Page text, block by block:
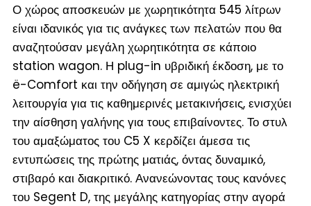
Ο χώρος αποσκευών με χωρητικότητα 545 λίτρων
είναι ιδανικός για τις ανάγκες των πελατών που θα
αναζητούσαν μεγάλη χωρητικότητα σε κάποιο
station wagon. Η plug-in υβριδική έκδοση, με το
ë-Comfort και την οδήγηση σε αμιγώς ηλεκτρική
λειτουργία για τις καθημερινές μετακινήσεις, ενισχύει
την αίσθηση γαλήνης για τους επιβαίνοντες. Το στυλ
του αμαξώματος του C5 X κερδίζει άμεσα τις
εντυπώσεις της πρώτης ματιάς, όντας δυναμικό,
στιβαρό και διακριτικό. Ανανεώνοντας τους κανόνες
του Segent D, της μεγάλης κατηγορίας στην αγορά